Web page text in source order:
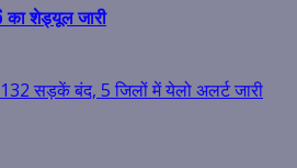
का शेड्यूल जारी
सड़कें बंद, 5 जिलों में येलो अलर्ट जारी